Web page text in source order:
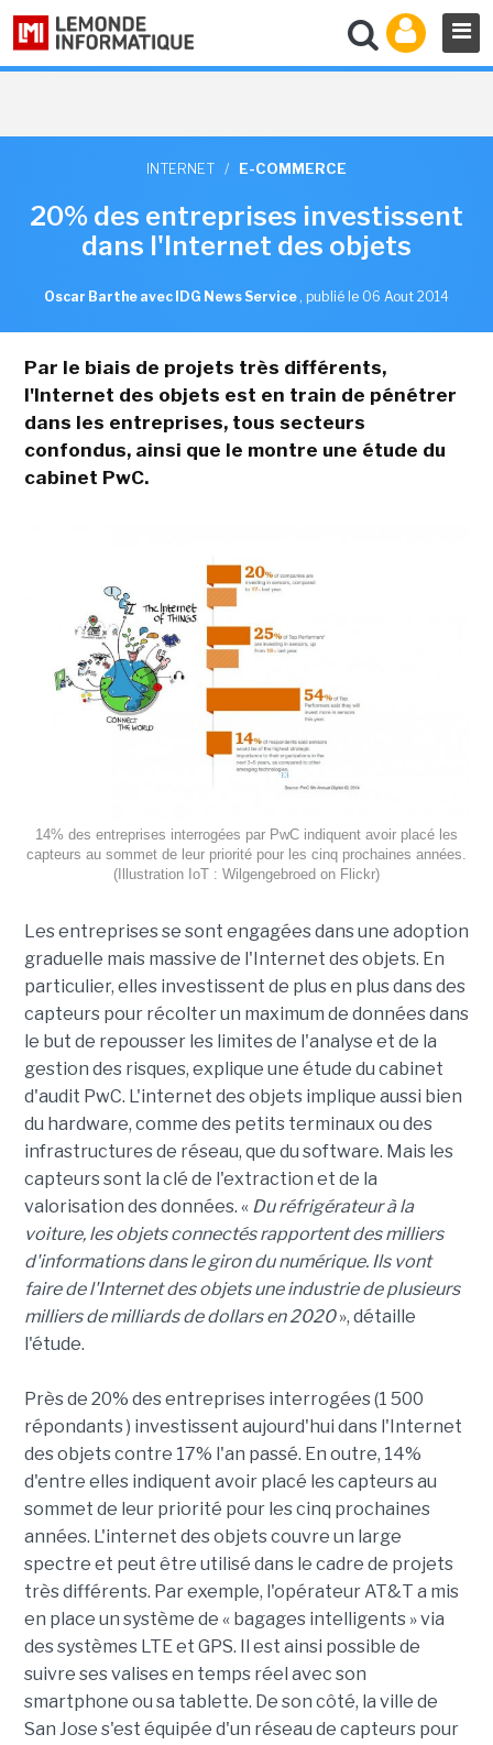
INTERNET / E-COMMERCE
20% des entreprises investissent
dans l'Internet des objets
Oscar Barthe avec IDG News Service , publié le 06 Aout 2014
Par le biais de projets très différents,
l'Internet des objets est en train de pénétrer
dans les entreprises, tous secteurs
confondus, ainsi que le montre une étude du
cabinet PwC.
14% des entreprises interrogées par PwC indiquent avoir placé les
capteurs au sommet de leur priorité pour les cinq prochaines années.
(Illustration IoT : Wilgengebroed on Flickr)
Les entreprises se sont engagées dans une adoption
graduelle mais massive de l'Internet des objets. En
particulier, elles investissent de plus en plus dans des
capteurs pour récolter un maximum de données dans
le but de repousser les limites de l'analyse et de la
gestion des risques, explique une étude du cabinet
d'audit PwC. L'internet des objets implique aussi bien
du hardware, comme des petits terminaux ou des
infrastructures de réseau, que du software. Mais les
capteurs sont la clé de l'extraction et de la
valorisation des données. « Du réfrigérateur à la
voiture, les objets connectés rapportent des milliers
d'informations dans le giron du numérique. Ils vont
faire de l'Internet des objets une industrie de plusieurs
milliers de milliards de dollars en 2020», détaille
l'étude.
Près de 20% des entreprises interrogées (1 500
répondants ) investissent aujourd'hui dans l'Internet
des objets contre 17% l'an passé. En outre, 14%
d'entre elles indiquent avoir placé les capteurs au
sommet de leur priorité pour les cinq prochaines
années. L'internet des objets couvre un large
spectre et peut être utilisé dans le cadre de projets
très différents. Par exemple, l'opérateur AT&T a mis
en place un système de « bagages intelligents » via
des systèmes LTE et GPS. Il est ainsi possible de
suivre ses valises en temps réel avec son
smartphone ou sa tablette. De son côté, la ville de
San Jose s'est équipée d'un réseau de capteurs pour